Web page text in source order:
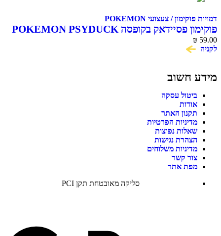
דמויות פוקימון / צעצועי POKEMON
פוקימון פסיידאק בקופסה POKEMON PSYDUCK
₪ 59.00
לקניה
מידע חשוב
ביטול עסקה
אודות
תקנון האתר
מדיניות הפרטיות
שאלות נפוצות
הצהרת נגישות
מדיניות משלוחים
צור קשר
מפת אתר
סליקה מאובטחת תקן PCI